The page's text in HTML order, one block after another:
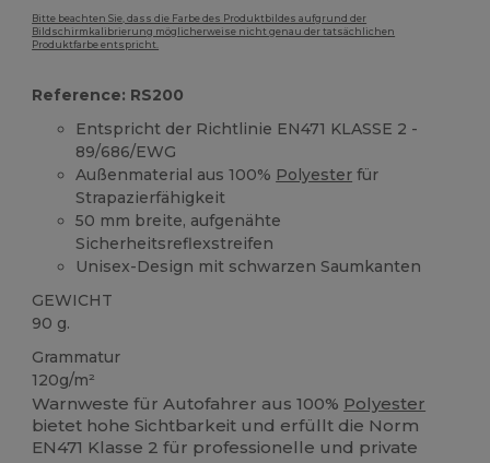
Bitte beachten Sie, dass die Farbe des Produktbildes aufgrund der
Bildschirmkalibrierung möglicherweise nicht genau der tatsächlichen
Produktfarbe entspricht.
Reference: RS200
Entspricht der Richtlinie EN471 KLASSE 2 -
89/686/EWG
Außenmaterial aus 100% Polyester für
Strapazierfähigkeit
50 mm breite, aufgenähte
Sicherheitsreflexstreifen
Unisex-Design mit schwarzen Saumkanten
GEWICHT
90 g.
Grammatur
120g/m²
Warnweste für Autofahrer aus 100% Polyester
bietet hohe Sichtbarkeit und erfüllt die Norm
EN471 Klasse 2 für professionelle und private